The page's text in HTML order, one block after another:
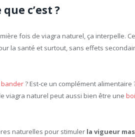
c’est ?
fois de viagra naturel, ça interpelle.
la santé et surtout, sans effets
? Est-ce un complément alimentaire
viagra naturel peut aussi bien être une
naturelles pour stimuler la vigueur